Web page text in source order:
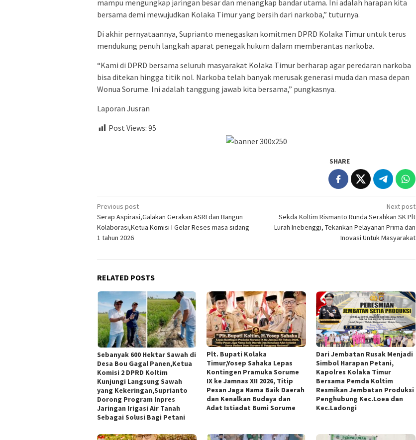
mampu mengungkap jaringan besar dan menangkap bandar utama. Ini adalah harapan kita
bersama demi mewujudkan Kolaka Timur yang bersih dari narkoba,” tuturnya.
Di akhir pernyataannya, Suprianto menegaskan komitmen DPRD Kolaka Timur untuk terus
mendukung penuh langkah aparat penegak hukum dalam memberantas narkoba.
“Kami di DPRD bersama seluruh masyarakat Kolaka Timur berharap agar peredaran narkoba
bisa ditekan hingga titik nol. Narkoba telah banyak merusak generasi muda dan masa depan
Wonua Sorume. Ini adalah tanggung jawab kita bersama,” pungkasnya.
Laporan Jusran
Post Views: 95
SHARE
Post
navigation
Previous post
Serap Aspirasi,Galakan Gerakan ASRI dan Bangun
Kolaborasi,Ketua Komisi I Gelar Reses masa sidang
1 tahun 2026
Next post
Sekda Koltim Rismanto Runda Serahkan SK Plt
Lurah Inebenggi, Tekankan Pelayanan Prima dan
Inovasi Untuk Masyarakat
RELATED POSTS
Sebanyak 600 Hektar Sawah di
Desa Bou Gagal Panen,Ketua
Komisi 2 DPRD Koltim
Kunjungi Langsung Sawah
yang Kekeringan,Suprianto
Dorong Program Inpres
Jaringan Irigasi Air Tanah
Sebagai Solusi Bagi Petani
Plt. Bupati Kolaka
Timur,Yosep Sahaka Lepas
Kontingen Pramuka Sorume
IX ke Jamnas XII 2026, Titip
Pesan Jaga Nama Baik Daerah
dan Kenalkan Budaya dan
Adat Istiadat Bumi Sorume
Dari Jembatan Rusak Menjadi
Simbol Harapan Petani,
Kapolres Kolaka Timur
Bersama Pemda Koltim
Resmikan Jembatan Produksi
Penghubung Kec.Loea dan
Kec.Ladongi